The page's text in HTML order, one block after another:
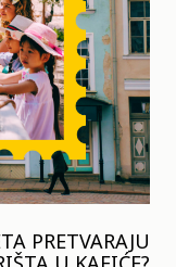
PRETVARAJU